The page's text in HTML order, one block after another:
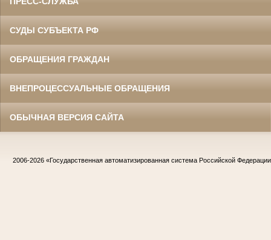
СУДЫ СУБЪЕКТА РФ
ОБРАЩЕНИЯ ГРАЖДАН
ВНЕПРОЦЕССУАЛЬНЫЕ ОБРАЩЕНИЯ
ОБЫЧНАЯ ВЕРСИЯ САЙТА
2006-2026 «Государственная автоматизированная система Российской